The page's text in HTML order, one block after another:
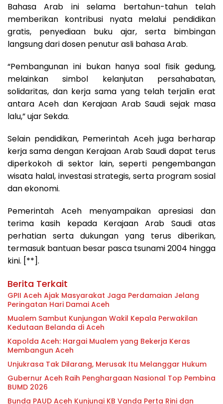
Bahasa Arab ini selama bertahun-tahun telah
memberikan kontribusi nyata melalui pendidikan
gratis, penyediaan buku ajar, serta bimbingan
langsung dari dosen penutur asli bahasa Arab.
“Pembangunan ini bukan hanya soal fisik gedung,
melainkan simbol kelanjutan persahabatan,
solidaritas, dan kerja sama yang telah terjalin erat
antara Aceh dan Kerajaan Arab Saudi sejak masa
lalu,” ujar Sekda.
Selain pendidikan, Pemerintah Aceh juga berharap
kerja sama dengan Kerajaan Arab Saudi dapat terus
diperkokoh di sektor lain, seperti pengembangan
wisata halal, investasi strategis, serta program sosial
dan ekonomi.
Pemerintah Aceh menyampaikan apresiasi dan
terima kasih kepada Kerajaan Arab Saudi atas
perhatian serta dukungan yang terus diberikan,
termasuk bantuan besar pasca tsunami 2004 hingga
kini. [**].
Berita Terkait
GPII Aceh Ajak Masyarakat Jaga Perdamaian Jelang
Peringatan Hari Damai Aceh
Mualem Sambut Kunjungan Wakil Kepala Perwakilan
Kedutaan Belanda di Aceh
Kapolda Aceh: Hargai Mualem yang Bekerja Keras
Membangun Aceh
Unjukrasa Tak Dilarang, Merusak Itu Melanggar Hukum
Gubernur Aceh Raih Penghargaan Nasional Top Pembina
BUMD 2026
Bunda PAUD Aceh Kunjungi KB Vanda Perta Rini dan